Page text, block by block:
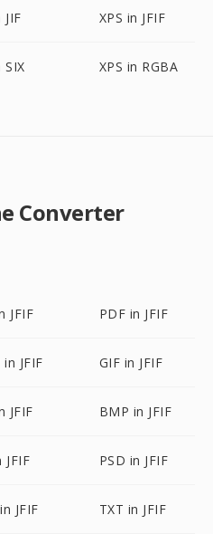
JIF XPS in JFIF
SIX XPS in RGBA
Converter
JFIF PDF in JFIF
in JFIF GIF in JFIF
JFIF BMP in JFIF
JFIF PSD in JFIF
JFIF TXT in JFIF